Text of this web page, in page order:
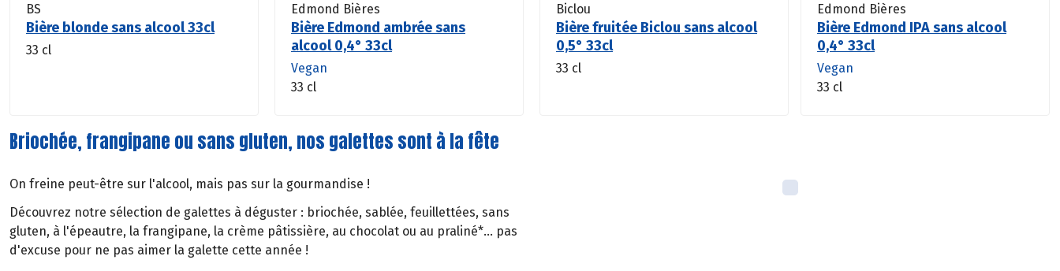
BS
Bière blonde sans alcool 33cl
33 cl
Edmond Bières
Bière Edmond ambrée sans
alcool 0,4° 33cl
Vegan
33 cl
Biclou
Bière fruitée Biclou sans alcool
0,5° 33cl
33 cl
Edmond Bières
Bière Edmond IPA sans alcool
0,4° 33cl
Vegan
33 cl
Briochée, frangipane ou sans gluten, nos galettes sont à la fête
On freine peut-être sur l'alcool, mais pas sur la gourmandise !
Découvrez notre sélection de galettes à déguster : briochée, sablée, feuillettées, sans
gluten, à l'épeautre, la frangipane, la crème pâtissière, au chocolat ou au praliné*... pas
d'excuse pour ne pas aimer la galette cette année !